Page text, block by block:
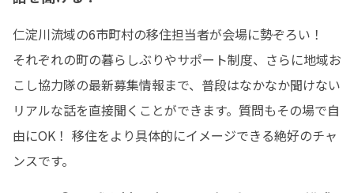
仁淀川流域の6市町村の移住担当者が会場に勢ぞろい！
それぞれの町の暮らしぶりやサポート制度、さらに地域お
こし協力隊の最新募集情報まで、普段はなかなか聞けない
リアルな話を直接聞くことができます。質問もその場で自
由にOK！ 移住をより具体的にイメージできる絶好のチャ
ンスです。